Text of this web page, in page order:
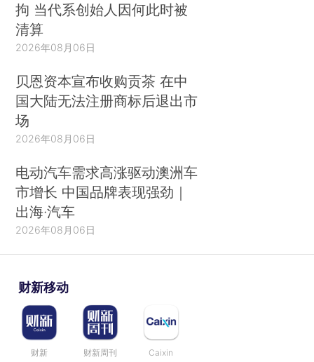
拘 当代系创始人因何此时被
清算
2026年08月06日
贝恩资本宣布收购贡茶 在中
国大陆无法注册商标后退出市
场
2026年08月06日
电动汽车需求高涨驱动澳洲车
市增长 中国品牌表现强劲｜
出海·汽车
2026年08月06日
财新移动
财新 财新周刊 Caixin